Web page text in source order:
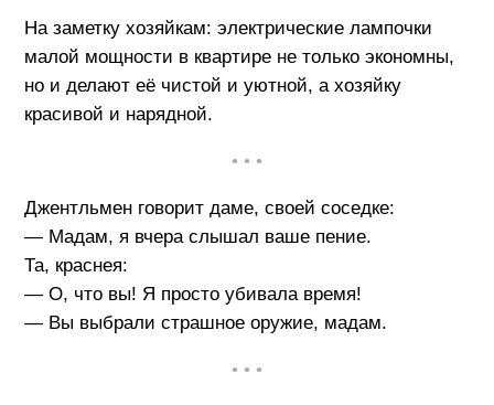
На заметку хозяйкам: электрические лампочки
малой мощности в квартире не только экономны,
но и делают её чистой и уютной, а хозяйку
красивой и нарядной.
• • •
Джентльмен говорит даме, своей соседке:
— Мадам, я вчера слышал ваше пение.
Та, краснея:
— О, что вы! Я просто убивала время!
— Вы выбрали страшное оружие, мадам.
• • •